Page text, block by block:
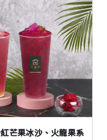
芒果冰沙、火龍果系